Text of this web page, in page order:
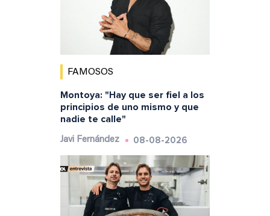
FAMOSOS
Montoya: "Hay que ser fiel a los
principios de uno mismo y que
nadie te calle"
Javi Fernández 08-08-2026